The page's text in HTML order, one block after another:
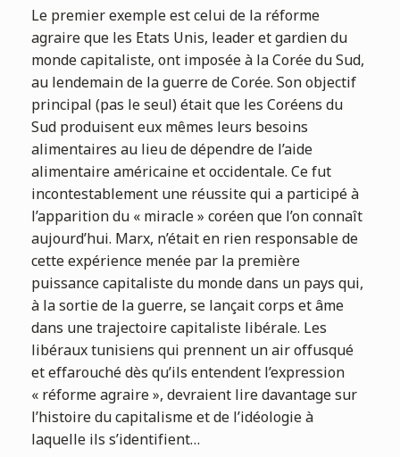
Le premier exemple est celui de la réforme
agraire que les Etats Unis, leader et gardien du
monde capitaliste, ont imposée à la Corée du Sud,
au lendemain de la guerre de Corée. Son objectif
principal (pas le seul) était que les Coréens du
Sud produisent eux mêmes leurs besoins
alimentaires au lieu de dépendre de l’aide
alimentaire américaine et occidentale. Ce fut
incontestablement une réussite qui a participé à
l’apparition du « miracle » coréen que l’on connaît
aujourd’hui. Marx, n’était en rien responsable de
cette expérience menée par la première
puissance capitaliste du monde dans un pays qui,
à la sortie de la guerre, se lançait corps et âme
dans une trajectoire capitaliste libérale. Les
libéraux tunisiens qui prennent un air offusqué
et effarouché dès qu’ils entendent l’expression
« réforme agraire », devraient lire davantage sur
l’histoire du capitalisme et de l’idéologie à
laquelle ils s’identifient…